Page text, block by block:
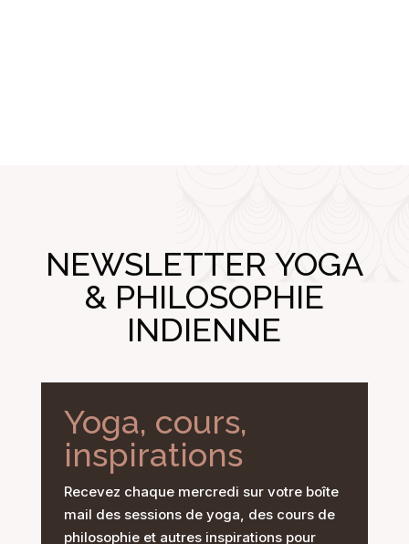
NEWSLETTER YOGA
& PHILOSOPHIE
INDIENNE
Yoga, cours,
inspirations
Recevez chaque mercredi sur votre boîte
mail des sessions de yoga, des cours de
philosophie et autres inspirations pour